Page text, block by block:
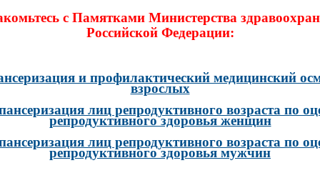
с Памятками Министерства
Российской Федерации:
и профилактический медицинский
взрослых
лиц репродуктивного возраста по
репродуктивного здоровья женщин
лиц репродуктивного возраста по
репродуктивного здоровья мужчин